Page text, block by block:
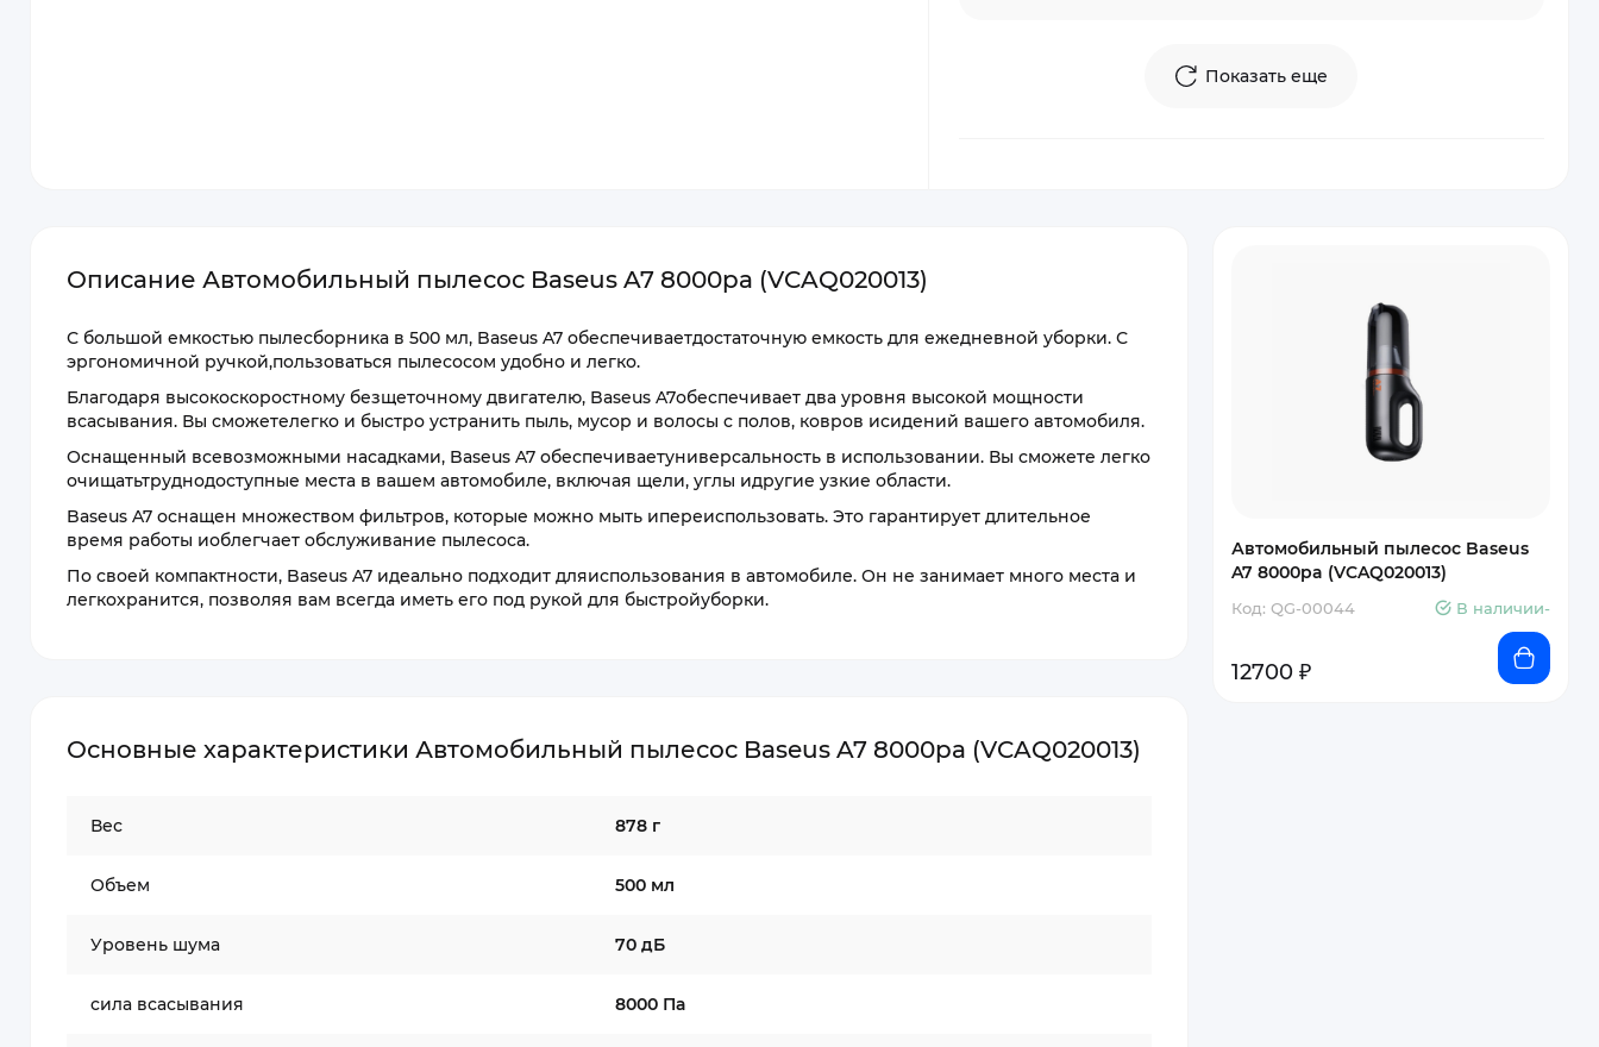
Показать еще
Описание Автомобильный пылесос Baseus A7 8000pa (VCAQ020013)
С большой емкостью пылесборника в 500 мл, Baseus A7 обеспечиваетдостаточную емкость для ежедневной уборки. С
эргономичной ручкой,пользоваться пылесосом удобно и легко.
Благодаря высокоскоростному безщеточному двигателю, Baseus A7обеспечивает два уровня высокой мощности
всасывания. Вы сможетелегко и быстро устранить пыль, мусор и волосы с полов, ковров исидений вашего автомобиля.
Оснащенный всевозможными насадками, Baseus A7 обеспечиваетуниверсальность в использовании. Вы сможете легко
очищатьтруднодоступные места в вашем автомобиле, включая щели, углы идругие узкие области.
Baseus A7 оснащен множеством фильтров, которые можно мыть ипереиспользовать. Это гарантирует длительное
время работы иоблегчает обслуживание пылесоса.
По своей компактности, Baseus A7 идеально подходит дляиспользования в автомобиле. Он не занимает много места и
легкохранится, позволяя вам всегда иметь его под рукой для быстройуборки.
Основные характеристики Автомобильный пылесос Baseus A7 8000pa (VCAQ020013)
Вес 878 г
Объем 500 мл
Уровень шума 70 дБ
cила всасывания 8000 Па
Автомобильный пылесос Baseus
A7 8000pa (VCAQ020013)
Код: QG-00044 В наличии-
12700 ₽